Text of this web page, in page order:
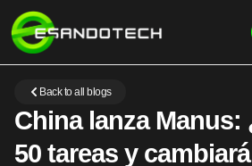
Back to all blogs
China lanza Manus:
50 tareas y